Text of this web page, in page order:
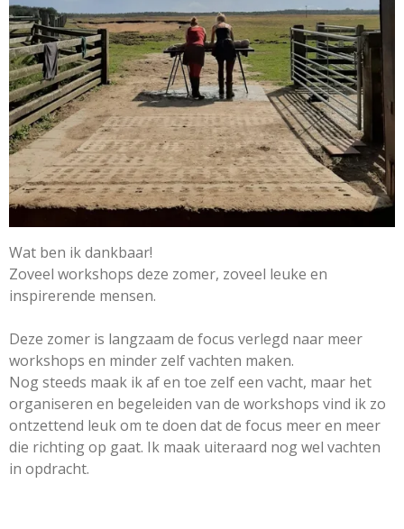
Wat ben ik dankbaar!
Zoveel workshops deze zomer, zoveel leuke en
inspirerende mensen.
Deze zomer is langzaam de focus verlegd naar meer
workshops en minder zelf vachten maken.
Nog steeds maak ik af en toe zelf een vacht, maar het
organiseren en begeleiden van de workshops vind ik zo
ontzettend leuk om te doen dat de focus meer en meer
die richting op gaat. Ik maak uiteraard nog wel vachten
in opdracht.